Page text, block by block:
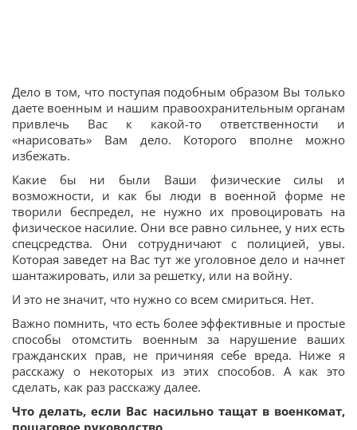
Дело в том, что поступая подобным образом Вы только
даете военным и нашим правоохранительным органам
привлечь Вас к какой-то ответственности и
«нарисовать» Вам дело. Которого вполне можно
избежать.
Какие бы ни были Ваши физические силы и
возможности, и как бы люди в военной форме не
творили беспредел, не нужно их провоцировать на
физическое насилие. Они все равно сильнее, у них есть
спецсредства. Они сотрудничают с полицией, увы.
Которая заведет на Вас тут же уголовное дело и начнет
шантажировать, или за решетку, или на войну.
И это не значит, что нужно со всем смириться. Нет.
Важно помнить, что есть более эффективные и простые
способы отомстить военным за нарушение ваших
гражданских прав, не причиняя себе вреда. Ниже я
расскажу о некоторых из этих способов. А как это
сделать, как раз расскажу далее.
Что делать, если Вас насильно тащат в военкомат,
пошаговое руководство